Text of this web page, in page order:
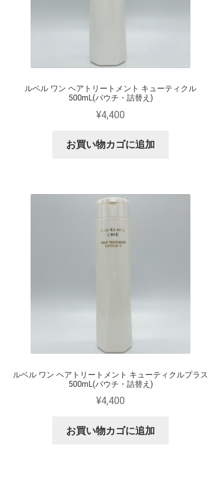
ルベル ワン ヘアトリートメント キューティクル
500mL(パウチ・詰替え)
¥4,400
お買い物カゴに追加
ルベル ワン ヘアトリートメント キューティクルプラス
500mL(パウチ・詰替え)
¥4,400
お買い物カゴに追加